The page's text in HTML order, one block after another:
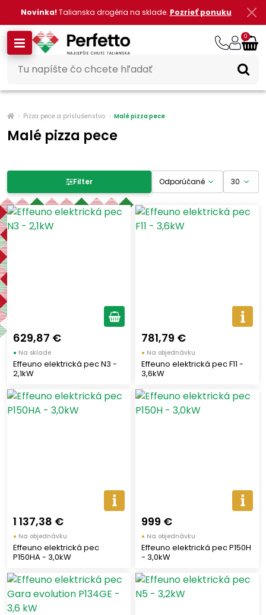
Novinka! Talianska drogéria na sklade. Pozrieť ponuku
0
Pizza pece a príslušenstvo Malé pizza pece
Malé pizza pece
Filter produktov
Cena
Zobraziť len produkty skladom
Vymazať filtre
Filter
629,87 €
● Na sklade
Effeuno elektrická pec N3 -
2,1kW
781,79 €
● Na objednávku
Effeuno elektrická pec F11 -
3,6kW
1 137,38 €
● Na objednávku
Effeuno elektrická pec
P150HA - 3,0kW
999 €
● Na objednávku
Effeuno elektrická pec P150H
- 3,0kW